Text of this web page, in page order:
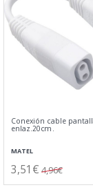
Conexión cable
enlaz.20cm.
MATEL
3,51€ 4,96€